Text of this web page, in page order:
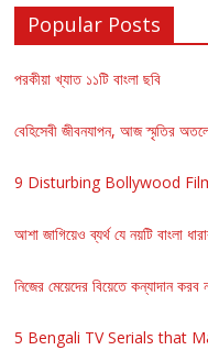
Popular Posts
পরকীয়া খ্যাত ১১টি বাংলা ছবি
বেহিসেবী জীবনযাপন, আজ স্মৃতির
9 Disturbing Bollywood
আশা জাগিয়েও ব্যর্থ যে নয়টি বাংলা
নিজের মেয়েদের বিয়েতে কন্যাদান করব
5 Bengali TV Serials that